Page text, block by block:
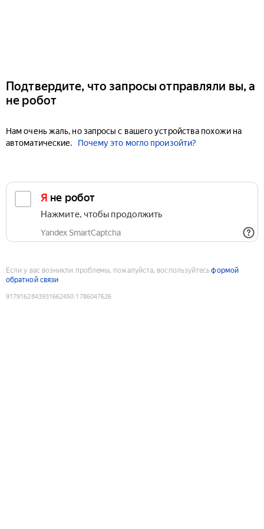
Подтвердите, что запросы отправляли вы, а
не робот
Нам очень жаль, но запросы с вашего устройства похожи на
автоматические.
Почему это могло произойти?
Я не робот
Нажмите, чтобы продолжить
Yandex SmartCaptcha
Если у вас возникли проблемы, пожалуйста, воспользуйтесьформой
обратной связи
9179162843931662450:1786047626